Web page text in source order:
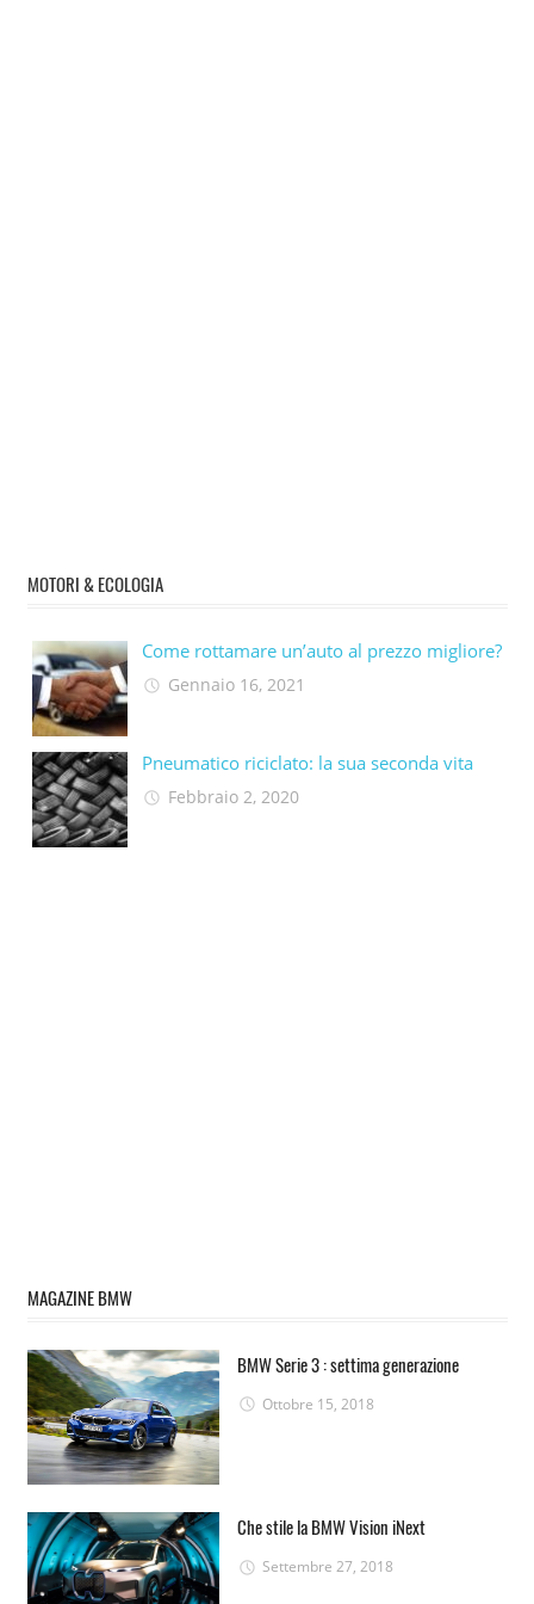
MOTORI & ECOLOGIA
Come rottamare un’auto al prezzo migliore?
Gennaio 16, 2021
Pneumatico riciclato: la sua seconda vita​
Febbraio 2, 2020
MAGAZINE BMW
BMW Serie 3 : settima generazione
Ottobre 15, 2018
Che stile la BMW Vision iNext
Settembre 27, 2018